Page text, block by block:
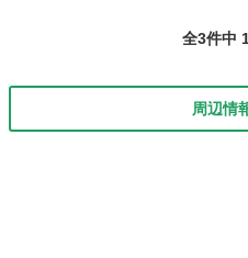
全3件中
周辺情